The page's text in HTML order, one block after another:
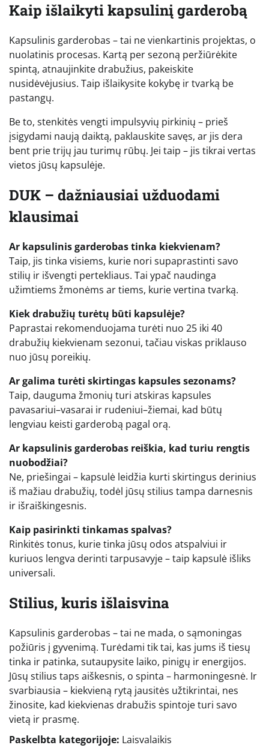
Kaip išlaikyti kapsulinį garderobą
Kapsulinis garderobas – tai ne vienkartinis projektas, o
nuolatinis procesas. Kartą per sezoną peržiūrėkite
spintą, atnaujinkite drabužius, pakeiskite
nusidėvėjusius. Taip išlaikysite kokybę ir tvarką be
pastangų.
Be to, stenkitės vengti impulsyvių pirkinių – prieš
įsigydami naują daiktą, paklauskite savęs, ar jis dera
bent prie trijų jau turimų rūbų. Jei taip – jis tikrai vertas
vietos jūsų kapsulėje.
DUK – dažniausiai užduodami
klausimai
Ar kapsulinis garderobas tinka kiekvienam?
Taip, jis tinka visiems, kurie nori supaprastinti savo
stilių ir išvengti pertekliaus. Tai ypač naudinga
užimtiems žmonėms ar tiems, kurie vertina tvarką.
Kiek drabužių turėtų būti kapsulėje?
Paprastai rekomenduojama turėti nuo 25 iki 40
drabužių kiekvienam sezonui, tačiau viskas priklauso
nuo jūsų poreikių.
Ar galima turėti skirtingas kapsules sezonams?
Taip, dauguma žmonių turi atskiras kapsules
pavasariui–vasarai ir rudeniui–žiemai, kad būtų
lengviau keisti garderobą pagal orą.
Ar kapsulinis garderobas reiškia, kad turiu rengtis
nuobodžiai?
Ne, priešingai – kapsulė leidžia kurti skirtingus derinius
iš mažiau drabužių, todėl jūsų stilius tampa darnesnis
ir išraiškingesnis.
Kaip pasirinkti tinkamas spalvas?
Rinkitės tonus, kurie tinka jūsų odos atspalviui ir
kuriuos lengva derinti tarpusavyje – taip kapsulė išliks
universali.
Stilius, kuris išlaisvina
Kapsulinis garderobas – tai ne mada, o sąmoningas
požiūris į gyvenimą. Turėdami tik tai, kas jums iš tiesų
tinka ir patinka, sutaupysite laiko, pinigų ir energijos.
Jūsų stilius taps aiškesnis, o spinta – harmoningesnė. Ir
svarbiausia – kiekvieną rytą jausitės užtikrintai, nes
žinosite, kad kiekvienas drabužis spintoje turi savo
vietą ir prasmę.
Paskelbta kategorijoje: Laisvalaikis